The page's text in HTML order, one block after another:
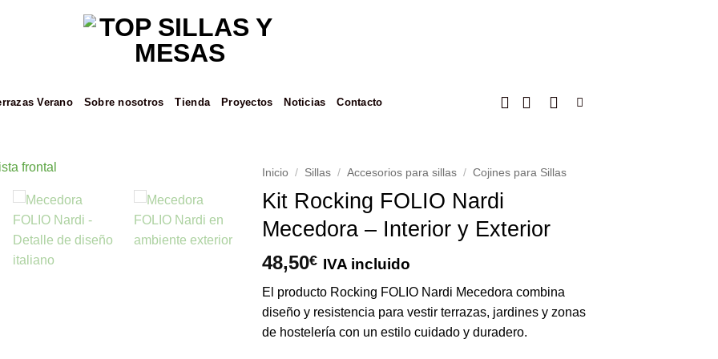
Verano Sobre nosotros Tienda Proyectos Noticias Contacto
a la
lista de
Inicio / Sillas / Accesorios para sillas / Cojines para Sillas
Kit Rocking FOLIO Nardi
Mecedora – Interior y Exterior
48,50€ IVA incluido
El producto Rocking FOLIO Nardi Mecedora combina
diseño y resistencia para vestir terrazas, jardines y zonas
de hostelería con un estilo cuidado y duradero.